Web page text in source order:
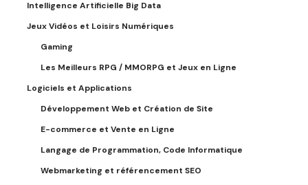
Intelligence Artificielle Big Data
Jeux Vidéos et Loisirs Numériques
Gaming
Les Meilleurs RPG / MMORPG et Jeux en Ligne
Logiciels et Applications
Développement Web et Création de Site
E-commerce et Vente en Ligne
Langage de Programmation, Code Informatique
Webmarketing et référencement SEO